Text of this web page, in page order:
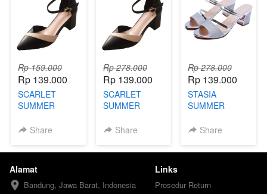
Rp 159.000
Rp 139.000
SCARLET
SUMMER
Share
Rp 278.000
Rp 139.000
SCARLET
SUMMER
FBYShare
Rp 278.000
Rp 139.000
STASIA
SUMMER
FBYShare
Alamat
Bandung, Jawa Barat, Indonesia
Links
Prosedur Return